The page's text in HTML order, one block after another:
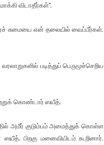
விடாதீர்கள்”.
சுமையை என் தலையில் வைப்பீர்கள்.
படித்துப் பெருமூச்செறிய
கொண்டார் ஸயீத்.
அமீர் குடும்பம் அமைத்துக் கொள்ள
பிறகு மனைவியிடம் கூறினார்.